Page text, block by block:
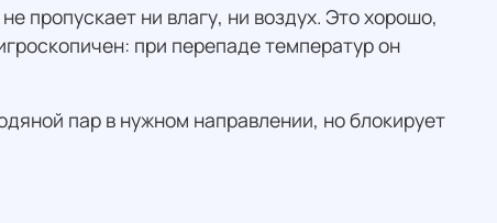
пропускает ни влагу, ни воздух. Это хорошо,
при перепаде температур он
пар в нужном направлении, но блокирует